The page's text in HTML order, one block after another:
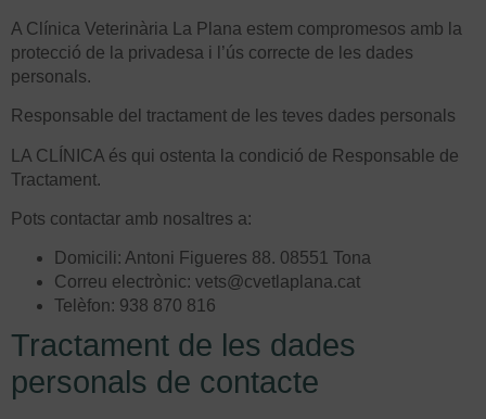
A Clínica Veterinària La Plana estem compromesos amb la
protecció de la privadesa i l’ús correcte de les dades
personals.
Responsable del tractament de les teves dades personals
LA CLÍNICA és qui ostenta la condició de Responsable de
Tractament.
Pots contactar amb nosaltres a:
Domicili: Antoni Figueres 88. 08551 Tona
Correu electrònic: vets@cvetlaplana.cat
Telèfon: 938 870 816
Tractament de les dades
personals de contacte